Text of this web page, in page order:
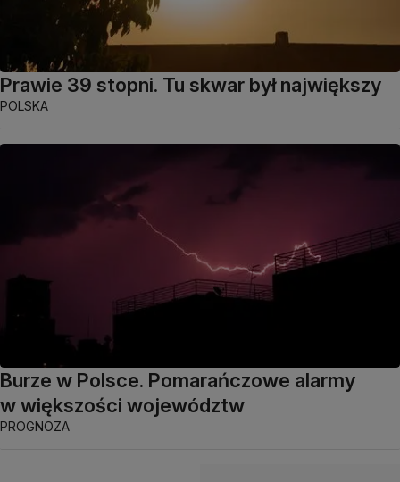
Prawie 39 stopni. Tu skwar był największy
POLSKA
Burze w Polsce. Pomarańczowe alarmy
w większości województw
PROGNOZA